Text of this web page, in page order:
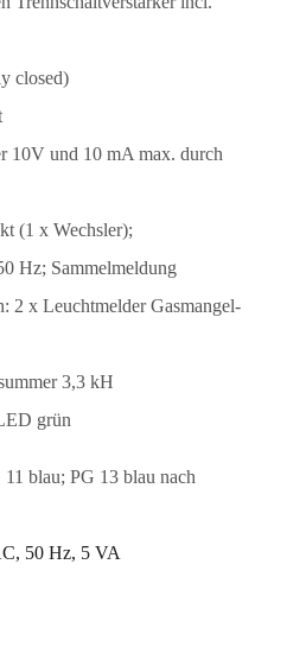
closed)
10V und 10 mA max. durch
(1 x Wechsler);
Hz; Sammelmeldung
2 x Leuchtmelder Gasmangel-
3,3 kH
grün
blau; PG 13 blau nach
50 Hz, 5 VA